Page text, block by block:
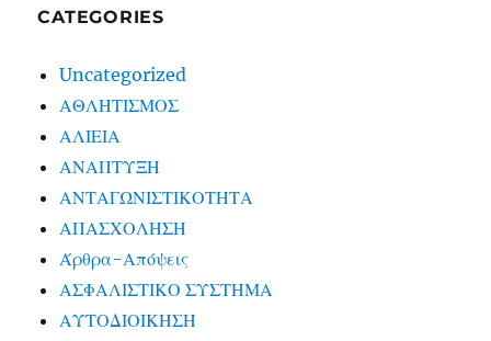
CATEGORIES
Uncategorized
ΑΘΛΗΤΙΣΜΟΣ
ΑΛΙΕΙΑ
ΑΝΑΠΤΥΞΗ
ΑΝΤΑΓΩΝΙΣΤΙΚΟΤΗΤΑ
ΑΠΑΣΧΟΛΗΣΗ
Άρθρα-Απόψεις
ΑΣΦΑΛΙΣΤΙΚΟ ΣΥΣΤΗΜΑ
ΑΥΤΟΔΙΟΙΚΗΣΗ